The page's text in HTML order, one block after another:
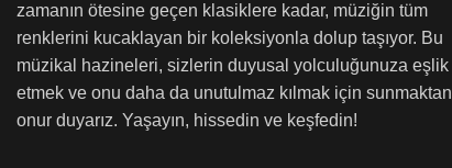
zamanın ötesine geçen klasiklere kadar, müziğin tüm
renklerini kucaklayan bir koleksiyonla dolup taşıyor. Bu
müzikal hazineleri, sizlerin duyusal yolculuğunuza eşlik
etmek ve onu daha da unutulmaz kılmak için sunmaktan
onur duyarız. Yaşayın, hissedin ve keşfedin!